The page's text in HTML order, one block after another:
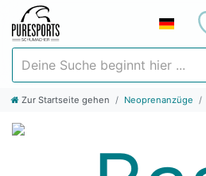
Zur Startseite gehen Neoprenanzüge